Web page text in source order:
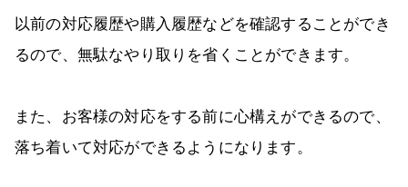
以前の対応履歴や購入履歴などを確認することができ
るので、無駄なやり取りを省くことができます。
また、お客様の対応をする前に心構えができるので、
落ち着いて対応ができるようになります。